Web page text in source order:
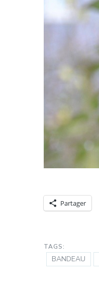
Partager
TAGS:
BANDEAU